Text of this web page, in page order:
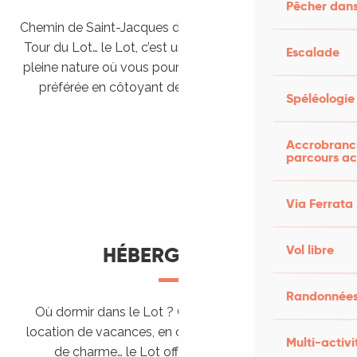
Pêcher
Escalade
Spéléologie
parcours
Via Ferrata
Vol libre
Multi-
Chemin de Saint-Jacques de Compostelle, Véloroutes,
Tour du Lot… le Lot, c’est une véritable destination de
pleine nature où vous pourrez pratiquer votre activité
préférée en côtoyant des paysages grandioses.
HÉBERGEMENTS
Où dormir dans le Lot ? Chez l’habitant, dans une
location de vacances, en camping, ou dans un hôtel
de charme… le Lot offre des hébergements